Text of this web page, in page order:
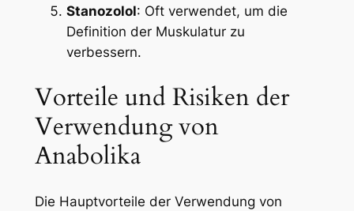
Stanozolol: Oft verwendet, um die
Definition der Muskulatur zu
verbessern.
Vorteile und Risiken der
Verwendung von
Anabolika
Die Hauptvorteile der Verwendung von